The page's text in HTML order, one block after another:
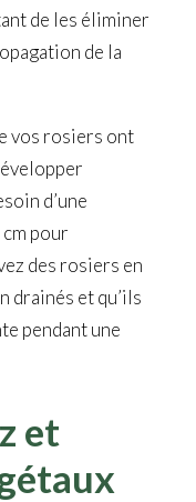
de les éliminer
de la
vos rosiers ont
d’une
pour
des rosiers en
drainés et qu’ils
pendant une
et